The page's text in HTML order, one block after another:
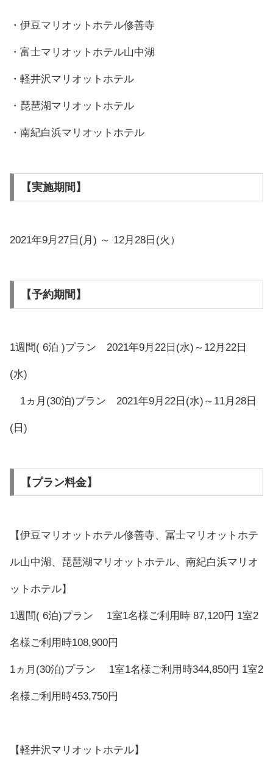
・伊豆マリオットホテル修善寺
・富士マリオットホテル山中湖
・軽井沢マリオットホテル
・琵琶湖マリオットホテル
・南紀白浜マリオットホテル
【実施期間】
2021年9月27日(月) ～ 12月28日(火）
【予約期間】
1週間( 6泊 )プラン 2021年9月22日(水)～12月22日
(水)
1ヵ月(30泊)プラン 2021年9月22日(水)～11月28日
(日)
【プラン料金】
【伊豆マリオットホテル修善寺、冨士マリオットホテ
ル山中湖、琵琶湖マリオットホテル、南紀白浜マリオ
ットホテル】
1週間( 6泊)プラン 1室1名様ご利用時 87,120円 1室2
名様ご利用時108,900円
1ヵ月(30泊)プラン 1室1名様ご利用時344,850円 1室2
名様ご利用時453,750円
【軽井沢マリオットホテル】